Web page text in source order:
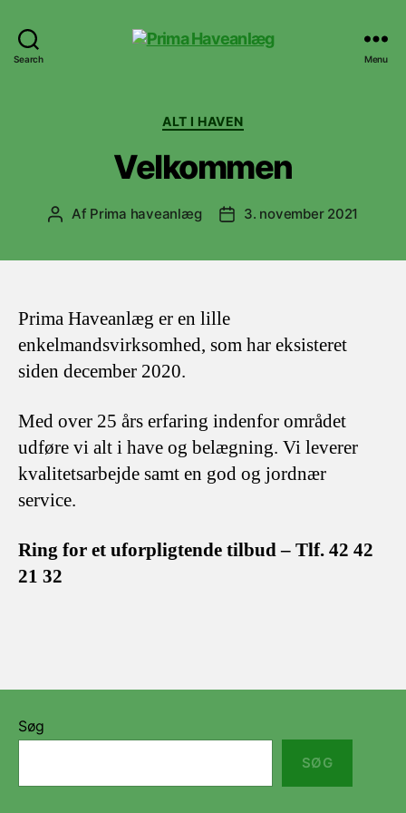
Search Menu
Kategorier
ALT I HAVEN
Velkommen
Indlægsforfatter
Af Prima haveanlæg Indlægsdato
3. november 2021
Prima Haveanlæg er en lille
enkelmandsvirksomhed, som har eksisteret
siden december 2020.
Med over 25 års erfaring indenfor området
udføre vi alt i have og belægning. Vi leverer
kvalitetsarbejde samt en god og jordnær
service.
Ring for et uforpligtende tilbud – Tlf. 42 42
21 32
Søg
SØG